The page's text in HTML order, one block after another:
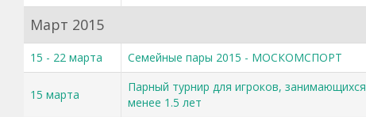
Март 2015
15 - 22 марта Cемейные пары 2015 - МОСКОМСПОРТ
15 марта
Парный турнир для игроков, занимающихся
менее 1.5 лет